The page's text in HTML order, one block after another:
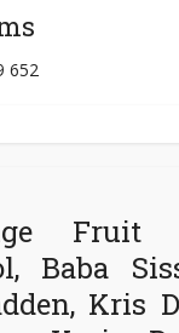
652
Fruit
Baba
Kris